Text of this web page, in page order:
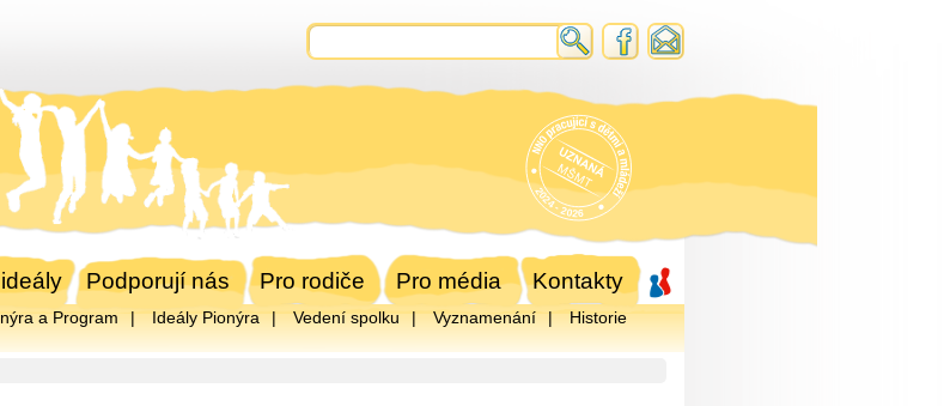
Podporují nás Pro rodiče Pro média Kontakty
a Program Ideály Pionýra Vedení spolku Vyznamenání Historie